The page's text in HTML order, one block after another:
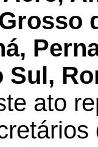
Sul,
ato